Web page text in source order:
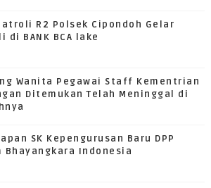
R2 Polsek Cipondoh Gelar
di BANK BCA lake
Wanita Pegawai Staff Kementrian
Ditemukan Telah Meninggal di
SK Kepengurusan Baru DPP
Bhayangkara Indonesia